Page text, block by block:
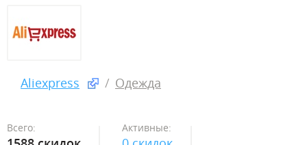
Aliexpress Одежда
Всего: Активные: